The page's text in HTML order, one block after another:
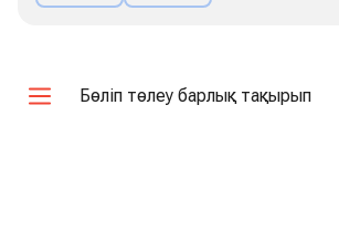
Бөліп төлеу барлық тақырып